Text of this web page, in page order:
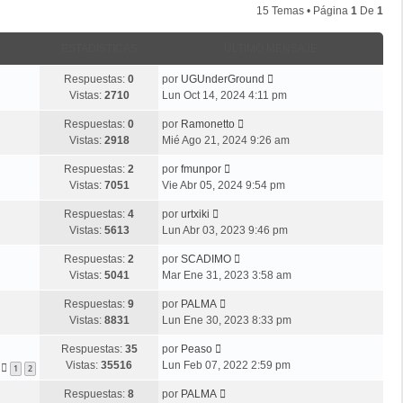
15 Temas • Página 1 De 1
Respuestas: 0
Vistas: 2710
por UGUnderGround
Lun Oct 14, 2024 4:11 pm
Respuestas: 0
Vistas: 2918
por Ramonetto
Mié Ago 21, 2024 9:26 am
Respuestas: 2
Vistas: 7051
por fmunpor
Vie Abr 05, 2024 9:54 pm
Respuestas: 4
Vistas: 5613
por urtxiki
Lun Abr 03, 2023 9:46 pm
Respuestas: 2
Vistas: 5041
por SCADIMO
Mar Ene 31, 2023 3:58 am
Respuestas: 9
Vistas: 8831
por PALMA
Lun Ene 30, 2023 8:33 pm
1 2
Respuestas: 35
Vistas: 35516
por Peaso
Lun Feb 07, 2022 2:59 pm
Respuestas: 8 por PALMA